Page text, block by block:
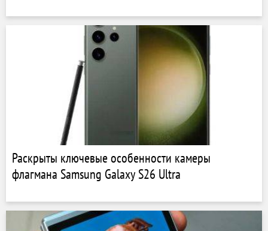
Раскрыты ключевые особенности камеры
флагмана Samsung Galaxy S26 Ultra